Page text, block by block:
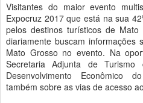
Visitantes do maior evento
Expocruz 2017 que está na sua
pelos destinos turísticos de
diariamente buscam
Mato Grosso no evento. Na
Secretaria Adjunta de
Desenvolvimento Econômico
também sobre as vias de acesso